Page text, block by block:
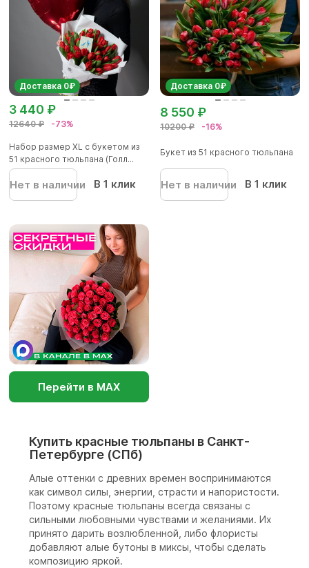
Доставка 0₽
12640 ₽ -73%
3 440 ₽
Набор размер XL с букетом из
51 красного тюльпана (Голл...
Нет в наличии В 1 клик
Доставка 0₽
10200 ₽ -16%
8 550 ₽
Букет из 51 красного тюльпана
Нет в наличии В 1 клик
Перейти в МАХ
Купить красные тюльпаны в Санкт-
Петербурге (СПб)
Алые оттенки с древних времен воспринимаются
как символ силы, энергии, страсти и напористости.
Поэтому красные тюльпаны всегда связаны с
сильными любовными чувствами и желаниями. Их
принято дарить возлюбленной, либо флористы
добавляют алые бутоны в миксы, чтобы сделать
композицию яркой.